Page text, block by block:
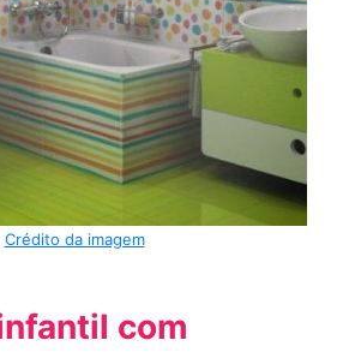
Crédito da imagem
com